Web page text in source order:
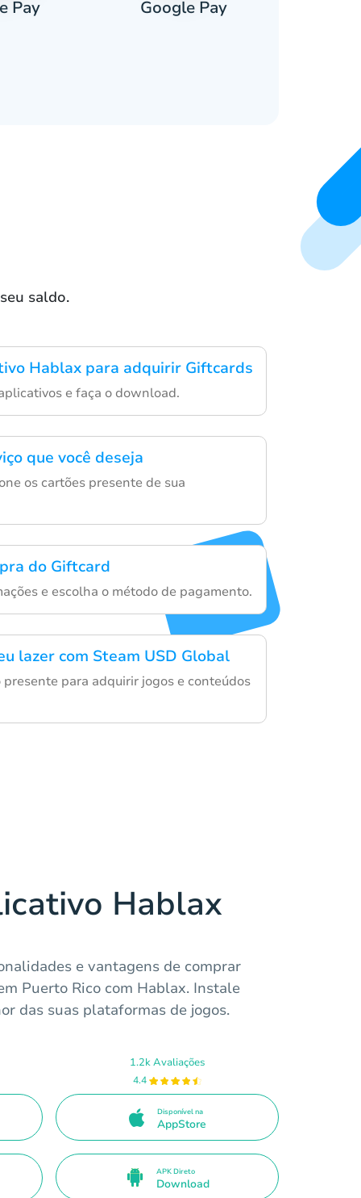
Pay Google Pay
saldo.
Hablax para adquirir Giftcards
e faça o download.
que você deseja
os cartões presente de sua
do Giftcard
e escolha o método de pagamento.
lazer com Steam USD Global
para adquirir jogos e conteúdos
Hablax
e vantagens de comprar
Puerto Rico com Hablax. Instale
das suas plataformas de jogos.
1.2k Avaliações
4.4
Disponível na
AppStore
APK Direto
Download